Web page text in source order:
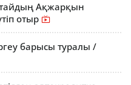
Ақжарқын
отыр
барысы туралы /